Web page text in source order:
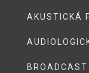
AKUSTICKÁ
BROADCAST